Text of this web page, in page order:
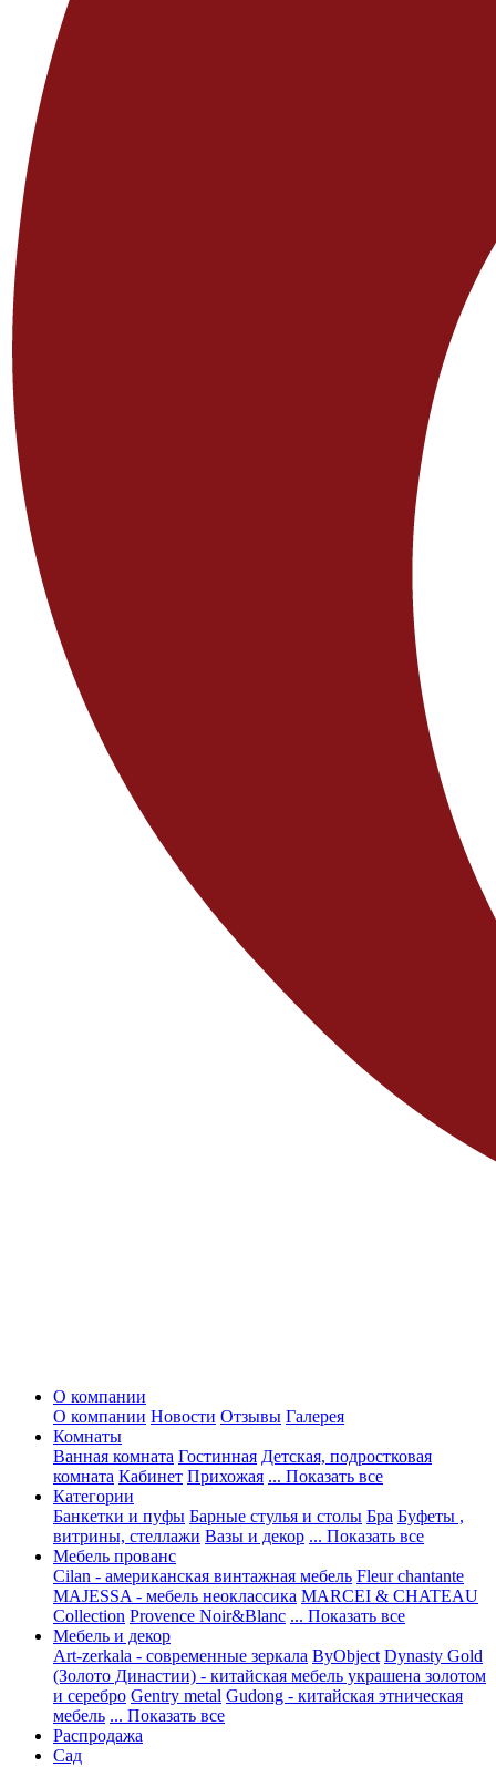
О компании
О компании Новости Отзывы Галерея
Комнаты
Ванная комната Гостинная Детская, подростковая
комната Кабинет Прихожая ... Показать все
Категории
Банкетки и пуфы Барные стулья и столы Бра Буфеты ,
витрины, стеллажи Вазы и декор ... Показать все
Мебель прованс
Cilan - американская винтажная мебель Fleur chantante
MAJESSA - мебель неоклассика MARCEI & CHATEAU
Collection Provence Noir&Blanc ... Показать все
Мебель и декор
Art-zerkala - современные зеркала ByObject Dynasty Gold
(Золото Династии) - китайская мебель украшена золотом
и серебро Gentry metal Gudong - китайская этническая
мебель ... Показать все
Распродажа
Сад